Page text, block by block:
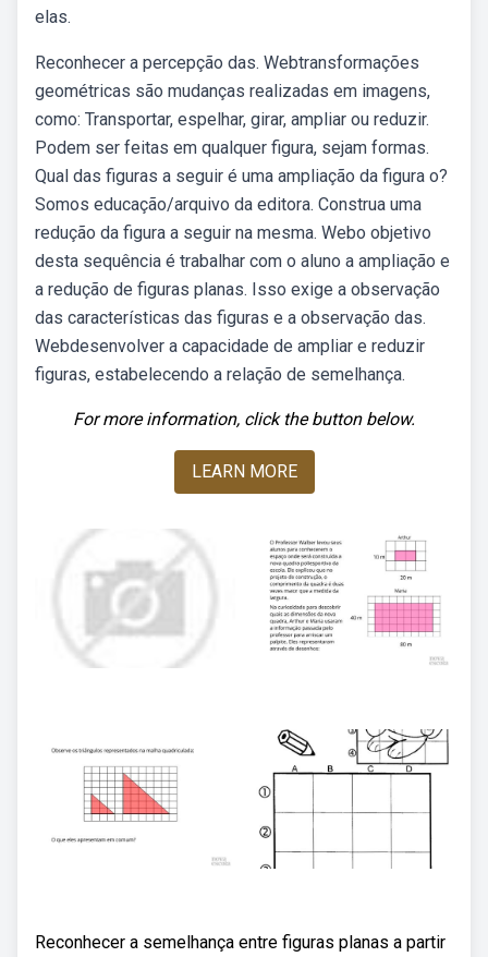
elas.
Reconhecer a percepção das. Webtransformações
geométricas são mudanças realizadas em imagens,
como: Transportar, espelhar, girar, ampliar ou reduzir.
Podem ser feitas em qualquer figura, sejam formas.
Qual das figuras a seguir é uma ampliação da figura o?
Somos educação/arquivo da editora. Construa uma
redução da figura a seguir na mesma. Webo objetivo
desta sequência é trabalhar com o aluno a ampliação e
a redução de figuras planas. Isso exige a observação
das características das figuras e a observação das.
Webdesenvolver a capacidade de ampliar e reduzir
figuras, estabelecendo a relação de semelhança.
For more information, click the button below.
LEARN MORE
Reconhecer a semelhança entre figuras planas a partir